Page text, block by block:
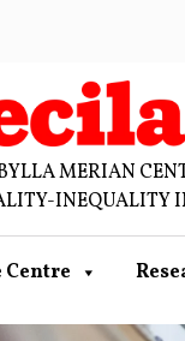
MERIAN
INEQUALITY
Centre